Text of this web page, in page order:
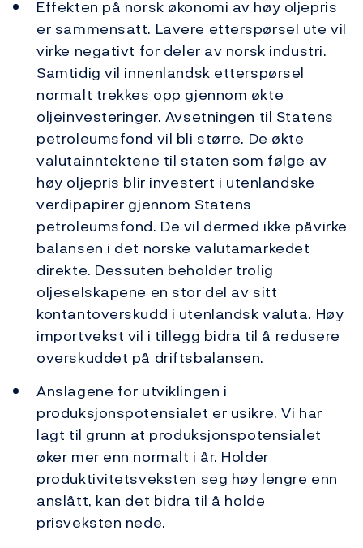
Effekten på norsk økonomi av høy oljepris
er sammensatt. Lavere etterspørsel ute vil
virke negativt for deler av norsk industri.
Samtidig vil innenlandsk etterspørsel
normalt trekkes opp gjennom økte
oljeinvesteringer. Avsetningen til Statens
petroleumsfond vil bli større. De økte
valutainntektene til staten som følge av
høy oljepris blir investert i utenlandske
verdipapirer gjennom Statens
petroleumsfond. De vil dermed ikke påvirke
balansen i det norske valutamarkedet
direkte. Dessuten beholder trolig
oljeselskapene en stor del av sitt
kontantoverskudd i utenlandsk valuta. Høy
importvekst vil i tillegg bidra til å redusere
overskuddet på driftsbalansen.
Anslagene for utviklingen i
produksjonspotensialet er usikre. Vi har
lagt til grunn at produksjonspotensialet
øker mer enn normalt i år. Holder
produktivitetsveksten seg høy lengre enn
anslått, kan det bidra til å holde
prisveksten nede.